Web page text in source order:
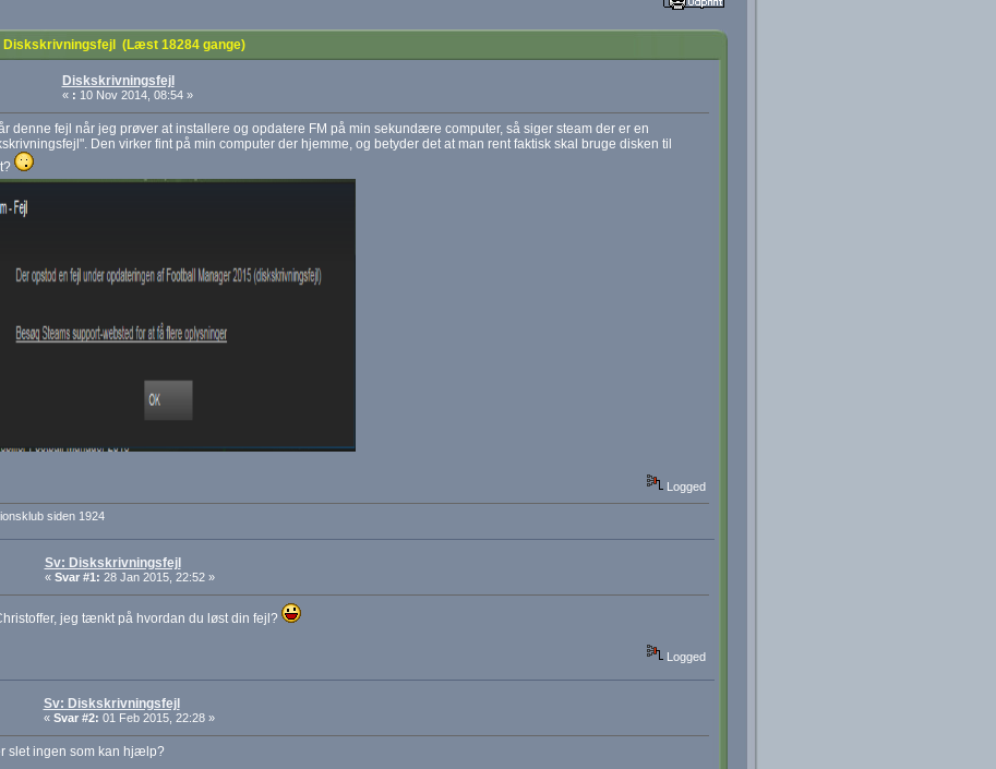
Diskskrivningsfejl (Læst 18284 gange)
Diskskrivningsfejl
« : 10 Nov 2014, 08:54 »
denne fejl når jeg prøver at installere og opdatere FM på min sekundære computer, så siger steam der er en
Den virker fint på min computer der hjemme, og betyder det at man rent faktisk skal bruge disken til
Logged
siden 1924
Sv: Diskskrivningsfejl
« Svar #1: 28 Jan 2015, 22:52 »
jeg tænkt på hvordan du løst din fejl?
Logged
Sv: Diskskrivningsfejl
« Svar #2: 01 Feb 2015, 22:28 »
slet ingen som kan hjælp?